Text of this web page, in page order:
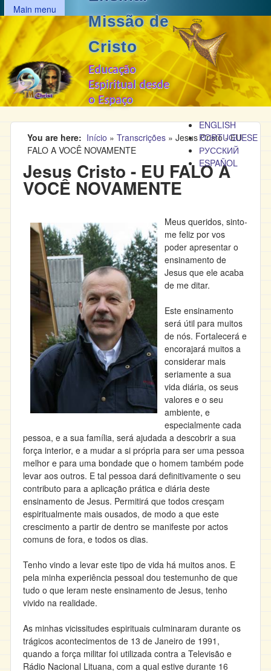
principal
MAIN MENU
Main menu
Missão de
Cristo
Educação
Espiritual desde
o Espaço
ENGLISH
PORTUGUESE
РУССКИЙ
ESPAÑOL
You are here Início » Transcrições » Jesus Cristo - EU
FALO A VOCÊ NOVAMENTE
Jesus Cristo - EU FALO A
VOCÊ NOVAMENTE
Meus queridos, sinto-
me feliz por vos
poder apresentar o
ensinamento de
Jesus que ele acaba
de me ditar.
Este ensinamento
será útil para muitos
de nós. Fortalecerá e
encorajará muitos a
considerar mais
seriamente a sua
vida diária, os seus
valores e o seu
ambiente, e
especialmente cada
pessoa, e a sua família, será ajudada a descobrir a sua
força interior, e a mudar a si própria para ser uma pessoa
melhor e para uma bondade que o homem também pode
levar aos outros. E tal pessoa dará definitivamente o seu
contributo para a aplicação prática e diária deste
ensinamento de Jesus. Permitirá que todos cresçam
espiritualmente mais ousados, de modo a que este
crescimento a partir de dentro se manifeste por actos
comuns de fora, e todos os dias.
Tenho vindo a levar este tipo de vida há muitos anos. E
pela minha experiência pessoal dou testemunho de que
tudo o que leram neste ensinamento de Jesus, tenho
vivido na realidade.
As minhas vicissitudes espirituais culminaram durante os
trágicos acontecimentos de 13 de Janeiro de 1991,
quando a força militar foi utilizada contra a Televisão e
Rádio Nacional Lituana, com a qual estive durante 16